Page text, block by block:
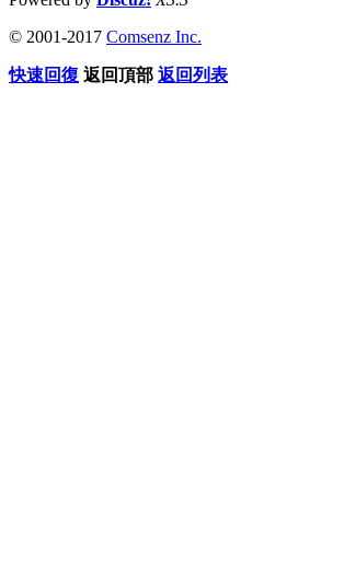
© 2001-2017 Comsenz Inc.
快速回復 返回頂部 返回列表